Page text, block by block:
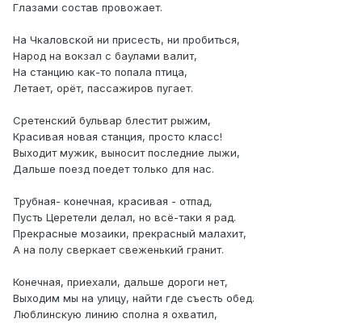
Глазами состав провожает.
На Чкаловской ни присесть, ни пробиться,
Народ на вокзал с баулами валит,
На станцию как-то попала птица,
Летает, орёт, пассажиров пугает.
Сретенский бульвар блестит рыжим,
Красивая новая станция, просто класс!
Выходит мужик, выносит последние лыжи,
Дальше поезд поедет только для нас.
Трубная- конечная, красивая - отпад,
Пусть Церетели делал, но всё-таки я рад.
Прекрасные мозаики, прекрасный малахит,
А на полу сверкает свеженький гранит.
Конечная, приехали, дальше дороги нет,
Выходим мы на улицу, найти где съесть обед.
Люблинскую линию сполна я охватил,